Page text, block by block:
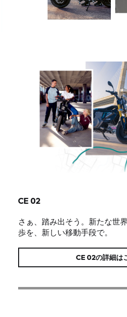
CE 02
さぁ、踏み出そう。新たな世
歩を、新しい移動手段で。
CE 02の詳細は